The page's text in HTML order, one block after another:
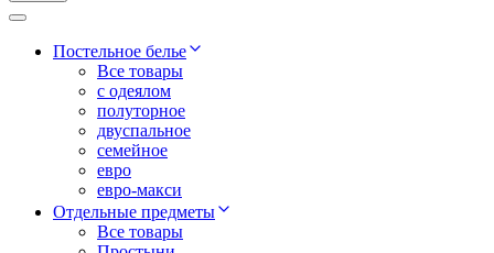
Постельное белье
Все товары
с одеялом
полуторное
двуспальное
семейное
евро
евро-макси
Отдельные предметы
Все товары